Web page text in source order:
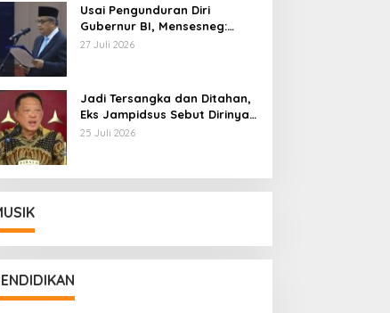
Usai Pengunduran Diri
Gubernur BI, Mensesneg:
Segera Terbit Keppres
27 Juli 2026
Jadi Tersangka dan Ditahan,
Eks Jampidsus Sebut Dirinya
Korban Kriminalisasi
25 Juli 2026